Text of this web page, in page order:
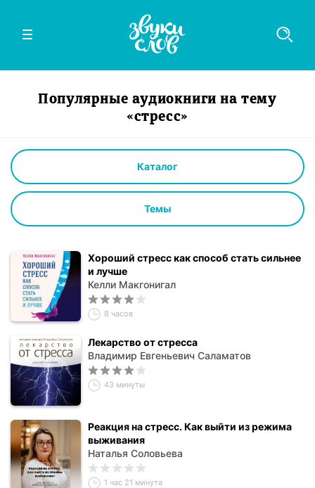
Популярные аудиокниги на тему
«стресс»
Каталог
Темы
Хороший стресс как способ стать сильнее
и лучше
Келли Макгонигал
8 часов
Лекарство от стресса
Владимир Евгеньевич Саламатов
43 минуты
Реакция на стресс. Как выйти из режима
выживания
Наталья Соловьева
1 час 21 минута